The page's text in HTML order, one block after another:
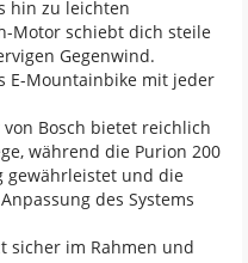
hin zu leichten
Motor schiebt dich steile
Gegenwind.
E-Mountainbike mit jeder
Bosch bietet reichlich
während die Purion 200
gewährleistet und die
des Systems
sicher im Rahmen und